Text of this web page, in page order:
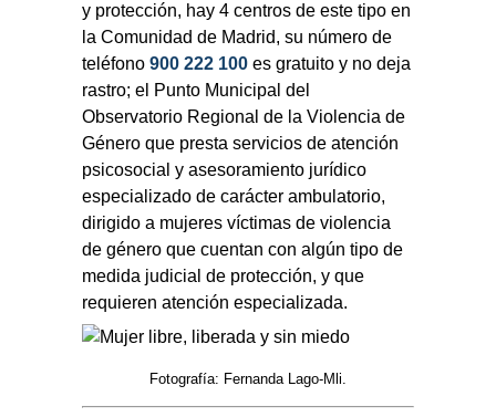
y protección, hay 4 centros de este tipo en
la Comunidad de Madrid, su número de
teléfono 900 222 100 es gratuito y no deja
rastro; el Punto Municipal del
Observatorio Regional de la Violencia de
Género que presta servicios de atención
psicosocial y asesoramiento jurídico
especializado de carácter ambulatorio,
dirigido a mujeres víctimas de violencia
de género que cuentan con algún tipo de
medida judicial de protección, y que
requieren atención especializada.
Fotografía: Fernanda Lago-Mli.